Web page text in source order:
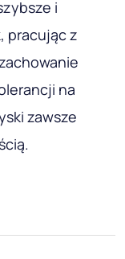
i
pracując z
na
zawsze